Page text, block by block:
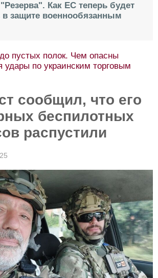
Как ЕС теперь будет
в защите военнообязанным
пустых полок. Чем опасны
удары по украинским торговым
сообщил, что его
беспилотных
распустили